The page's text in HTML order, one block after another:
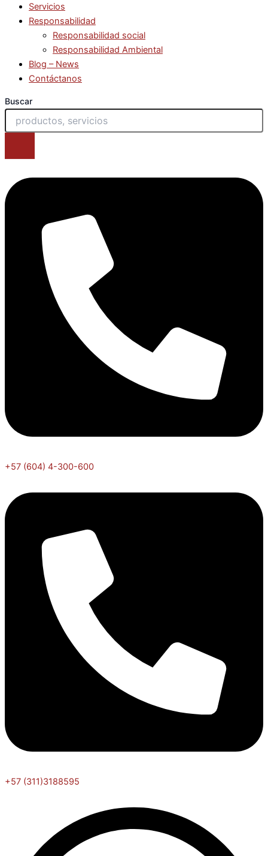
Servicios
Responsabilidad
Responsabilidad social
Responsabilidad Ambiental
Blog – News
Contáctanos
Buscar
+57 (604) 4-300-600
+57 (311)3188595